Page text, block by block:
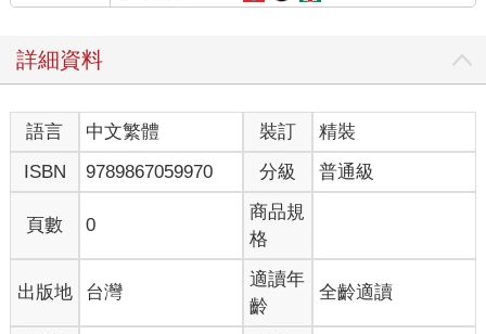
詳細資料
語言 中文繁體 裝訂
精裝
ISBN
9789867059970 分級 普通級
頁數 0
商品規
格
出版地 台灣
適讀年
齡
全齡適讀